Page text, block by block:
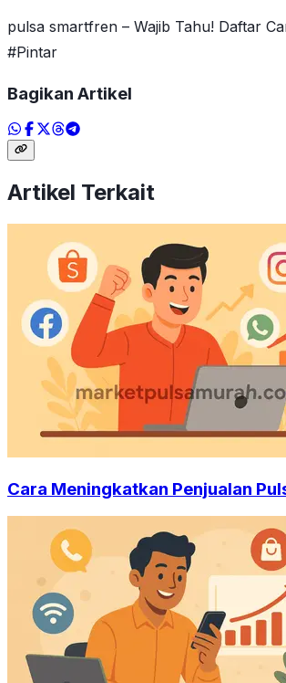
pulsa smartfren – Wajib Tahu! Daftar
#Pintar
Bagikan Artikel
Artikel Terkait
Cara Meningkatkan Penjualan